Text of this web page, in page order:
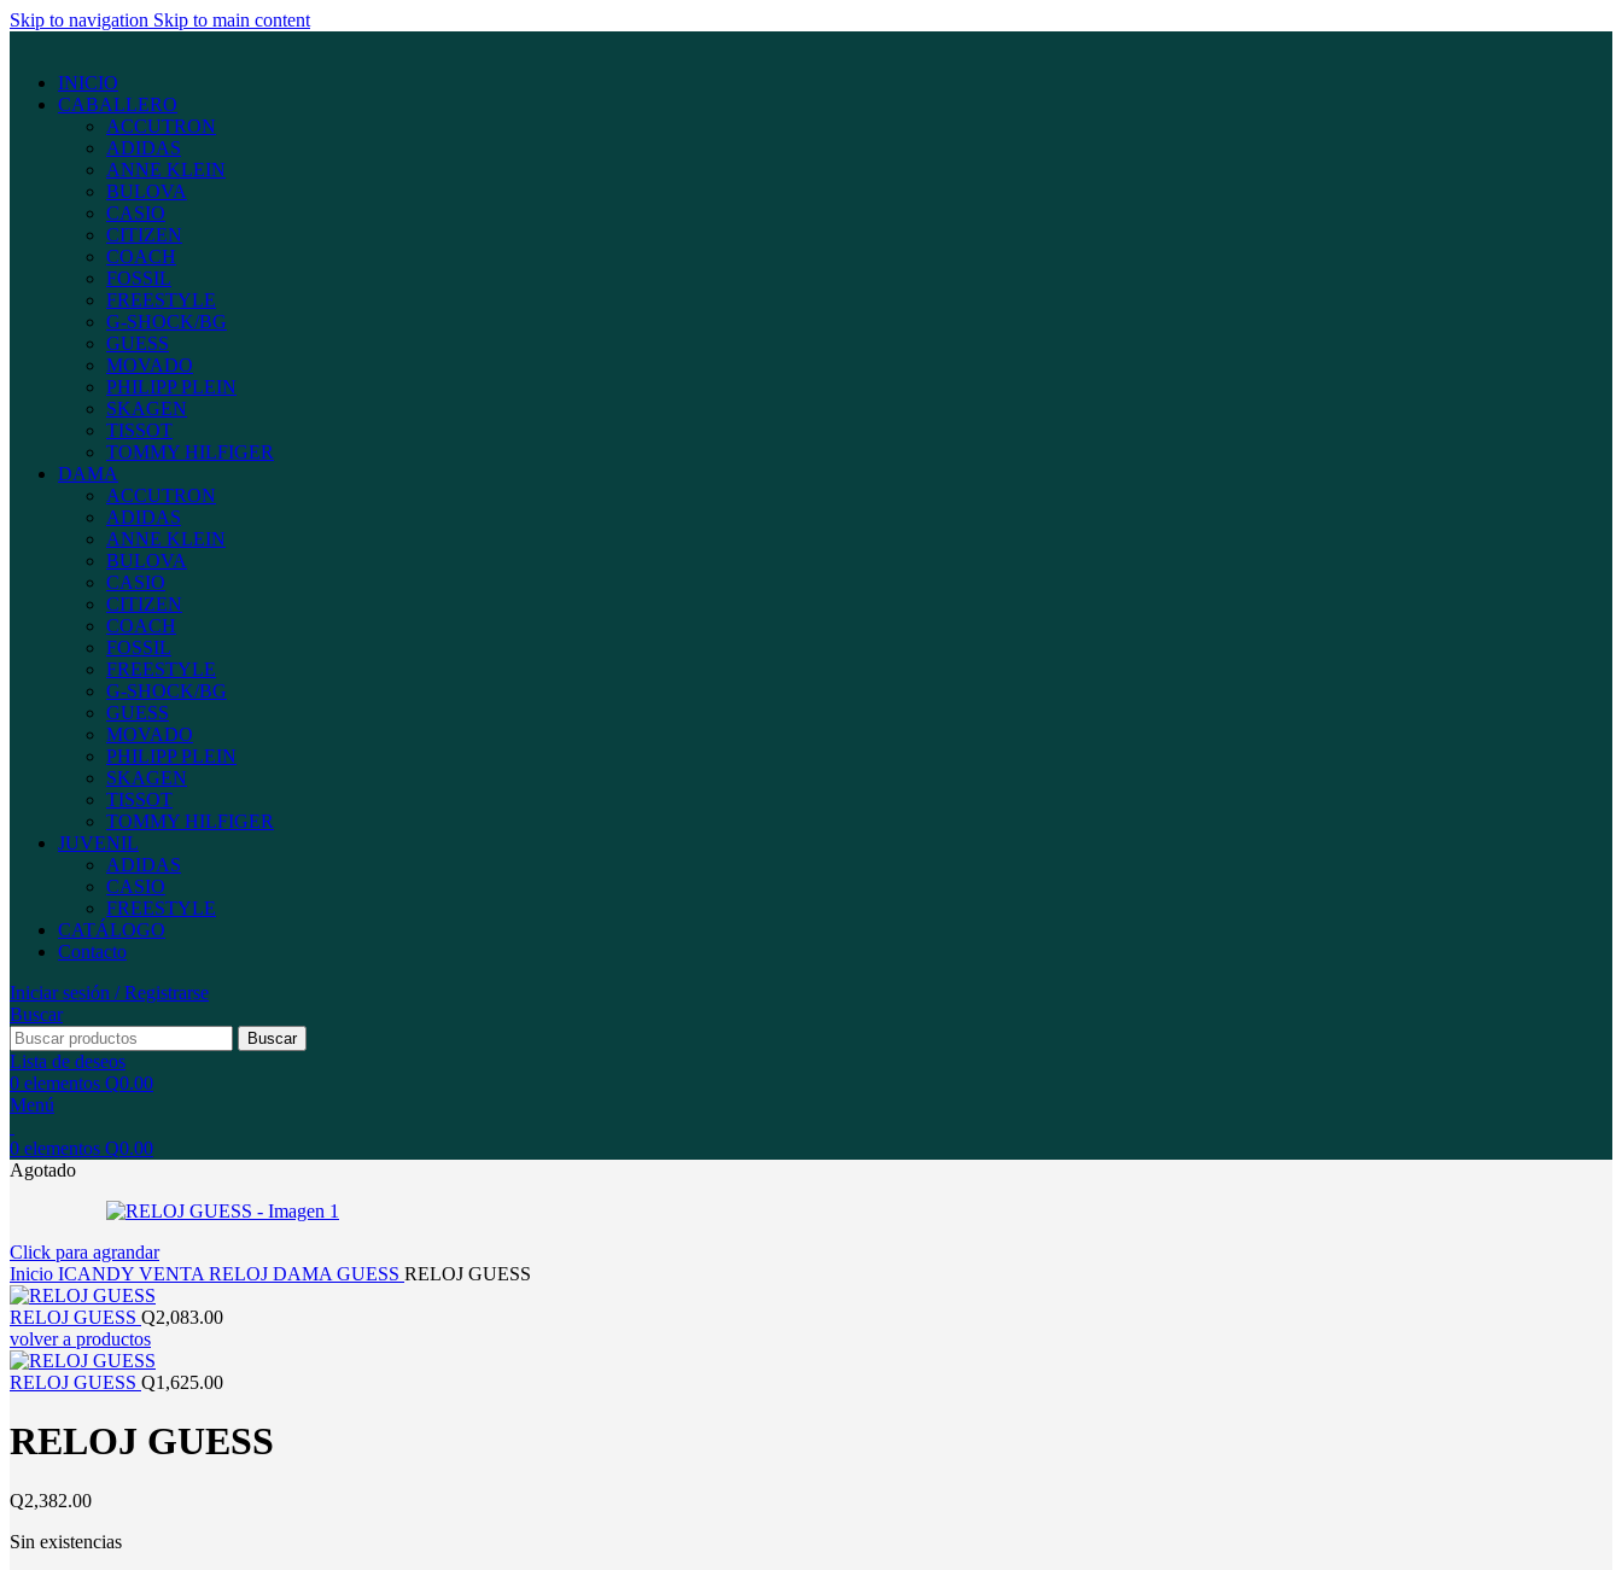
Skip to navigation Skip to main content
INICIO
CABALLERO
ACCUTRON
ADIDAS
ANNE KLEIN
BULOVA
CASIO
CITIZEN
COACH
FOSSIL
FREESTYLE
G-SHOCK/BG
GUESS
MOVADO
PHILIPP PLEIN
SKAGEN
TISSOT
TOMMY HILFIGER
DAMA
ACCUTRON
ADIDAS
ANNE KLEIN
BULOVA
CASIO
CITIZEN
COACH
FOSSIL
FREESTYLE
G-SHOCK/BG
GUESS
MOVADO
PHILIPP PLEIN
SKAGEN
TISSOT
TOMMY HILFIGER
JUVENIL
ADIDAS
CASIO
FREESTYLE
CATÁLOGO
Contacto
Iniciar sesión / Registrarse
Buscar
Buscar
Lista de deseos
0 elementos Q0.00
Menú
0 elementos Q0.00
Agotado
Click para agrandar
Inicio ICANDY VENTA RELOJ DAMA GUESS RELOJ GUESS
RELOJ GUESS Q2,083.00
volver a productos
RELOJ GUESS Q1,625.00
RELOJ GUESS
Q2,382.00
Sin existencias